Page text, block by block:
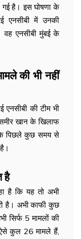
गई है। इस घोषणा के
एनसीबी में उनकी
वह एनसीबी मुंबई के
की भी नहीं
की टीम भी
समीर खान के खिलाफ
पिछले कुछ समय से
है
है कि यह तो अभी
है। अभी काफी कुछ
5 मामलों की
ऐसे कुल 26 मामले हैं,